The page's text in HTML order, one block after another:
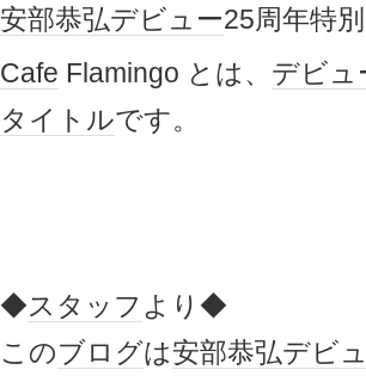
安部恭弘デビュー25周年特
Cafe Flamingo とは、 デビュ
タイトルです。
◆スタッフ より◆
このブログは安部恭弘デビ